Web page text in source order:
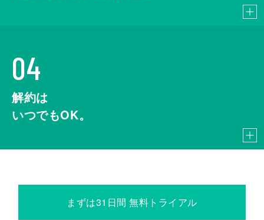
04
解約は
いつでもOK。
まずは31日間 無料トライアル